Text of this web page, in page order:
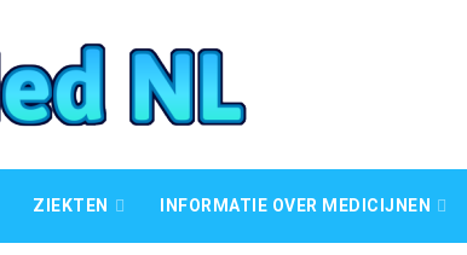
ZIEKTEN INFORMATIE OVER MEDICIJNEN